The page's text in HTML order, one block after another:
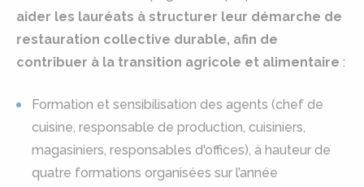
aider les lauréats à structurer leur démarche de
restauration collective durable, afin de
contribuer à la transition agricole et alimentaire :
Formation et sensibilisation des agents (chef de
cuisine, responsable de production, cuisiniers,
magasiniers, responsables d'offices), à hauteur de
quatre formations organisées sur l’année